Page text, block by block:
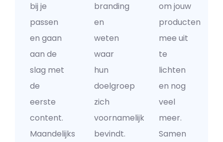
bij je
passen
en gaan
aan de
slag met
de
eerste
content.
Maandelijks
branding
en
weten
waar
hun
doelgroep
zich
voornamelijk
bevindt.
om jouw
producten
mee uit
te
lichten
en nog
veel
meer.
Samen